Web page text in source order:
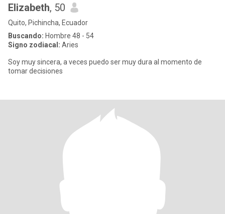
Elizabeth, 50
Quito, Pichincha, Ecuador
Buscando: Hombre 48 - 54
Signo zodiacal: Aries
Soy muy sincera, a veces puedo ser muy dura al momento de
tomar decisiones